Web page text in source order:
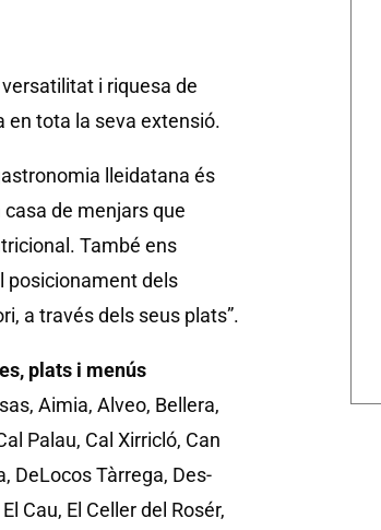
i riquesa de
en tota la seva extensió.
lleidatana és
de menjars que
També ens
posicionament dels
a través dels seus plats”.
plats i menús
Aimia, Alveo, Bellera,
Palau, Cal Xirricló, Can
DeLocos Tàrrega, Des-
Cau, El Celler del Rosér,